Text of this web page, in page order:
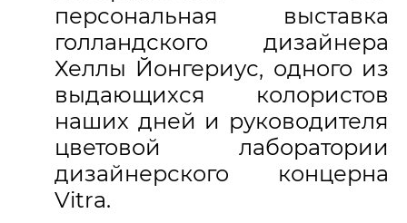
персональная выставка
голландского дизайнера
Хеллы Йонгериус, одного из
выдающихся колористов
наших дней и руководителя
цветовой лаборатории
дизайнерского концерна
Vitra.